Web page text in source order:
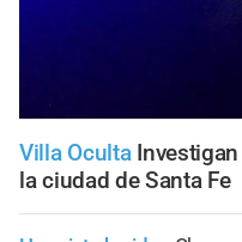
Villa Oculta
la ciudad de Santa Fe